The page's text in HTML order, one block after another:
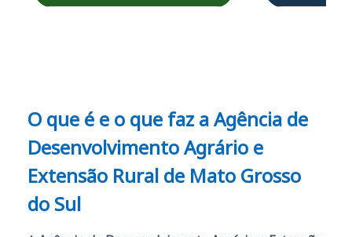
O que é e o que faz a Agência de
Desenvolvimento Agrário e
Extensão Rural de Mato Grosso
do Sul